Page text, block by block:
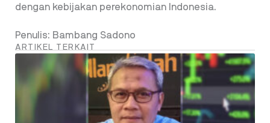
dengan kebijakan perekonomian Indonesia.
Penulis: Bambang Sadono
ARTIKEL TERKAIT